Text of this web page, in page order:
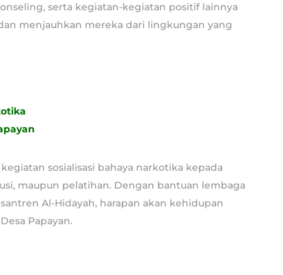
serta kegiatan-kegiatan positif lainnya
menjauhkan mereka dari lingkungan yang
sosialisasi bahaya narkotika kepada
maupun pelatihan. Dengan bantuan lembaga
Al-Hidayah, harapan akan kehidupan
Papayan.